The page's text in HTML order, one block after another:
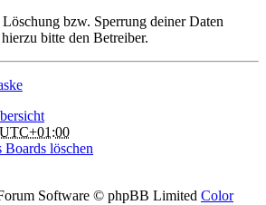
bzw. Sperrung deiner Daten
bitte den Betreiber.
UTC+01:00
löschen
Software © phpBB Limited Color